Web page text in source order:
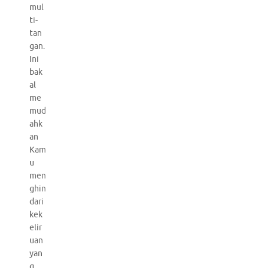
mul
ti-
tan
gan.
Ini
bak
al
me
mud
ahk
an
Kam
u
men
ghin
dari
kek
elir
uan
yan